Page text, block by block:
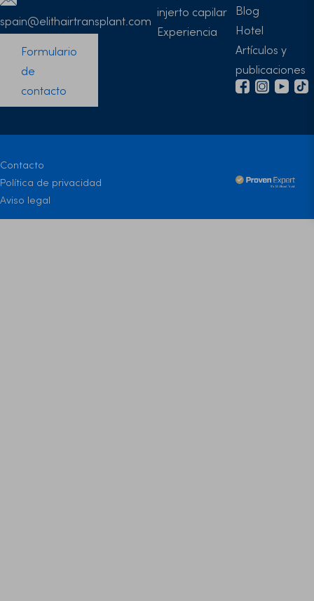
spain@elithairtransplant.com
Formulario
de
contacto
injerto capilar
Experiencia
Blog
Hotel
Artículos y
publicaciones
Contacto
Política de privacidad
Aviso legal